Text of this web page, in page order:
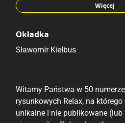
Daniel Grzeszkiewicz
Sławomir Kiełbus
Jaro Leone
Paweł Przygoda
Mieczysław Fijał
Artur Biernacki
Więcej
Okładka
Sławomir Kiełbus
Witamy Państwa w 50
rysunkowych Relax, na
unikalne i nie publikowane